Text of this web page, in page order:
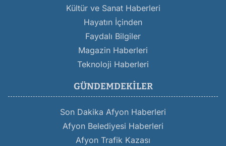
Kültür ve Sanat Haberleri
Hayatın İçinden
Faydalı Bilgiler
Magazin Haberleri
Teknoloji Haberleri
GÜNDEMDEKILER
Son Dakika Afyon Haberleri
Afyon Belediyesi Haberleri
Afyon Trafik Kazası